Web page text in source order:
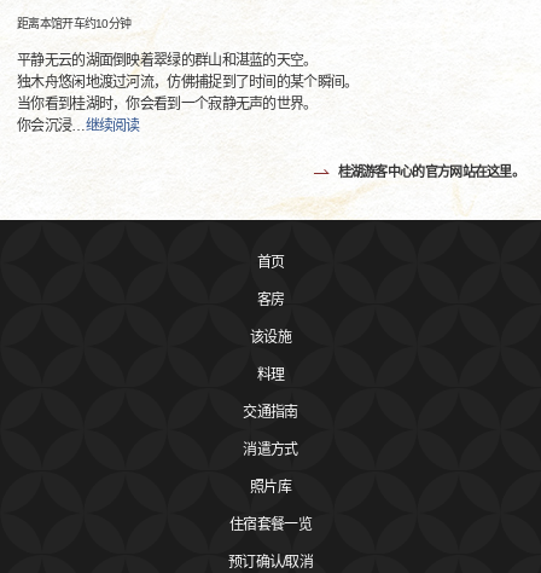
距离本馆开车约10分钟
平静无云的湖面倒映着翠绿的群山和湛蓝的天空。
独木舟悠闲地渡过河流，仿佛捕捉到了时间的某个瞬间。
当你看到桂湖时，你会看到一个寂静无声的世界。
你会沉浸…继续阅读
桂湖游客中心的官方网站在这里。
首页
客房
该设施
料理
交通指南
消遣方式
照片库
住宿套餐一览
预订确认/取消